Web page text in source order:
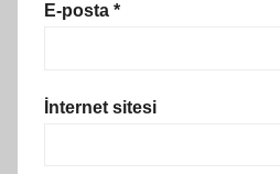
E-posta *
İnternet sitesi